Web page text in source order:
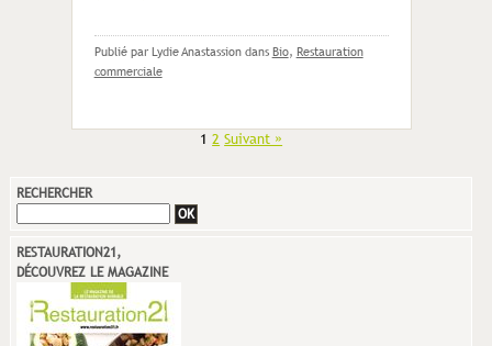
Publié par Lydie Anastassion dans Bio, Restauration
commerciale
1 2 Suivant »
RECHERCHER
RESTAURATION21,
DÉCOUVREZ LE MAGAZINE